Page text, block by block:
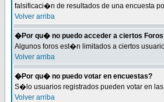
falsificaci�n de resultados de una encuesta
Volver arriba
�Por qu� no puedo acceder a ciertos
Algunos foros est�n limitados a ciertos
Volver arriba
�Por qu� no puedo votar en encuestas?
S�lo usuarios registrados pueden votar en
Volver arriba